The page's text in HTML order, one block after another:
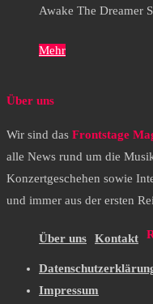
Awake The Dreamer
Mehr
Über uns
Wir sind das Frontstage
alle News rund um die
Konzertgeschehen sowie
und immer aus der ersten
Über uns Kontakt
Impressum